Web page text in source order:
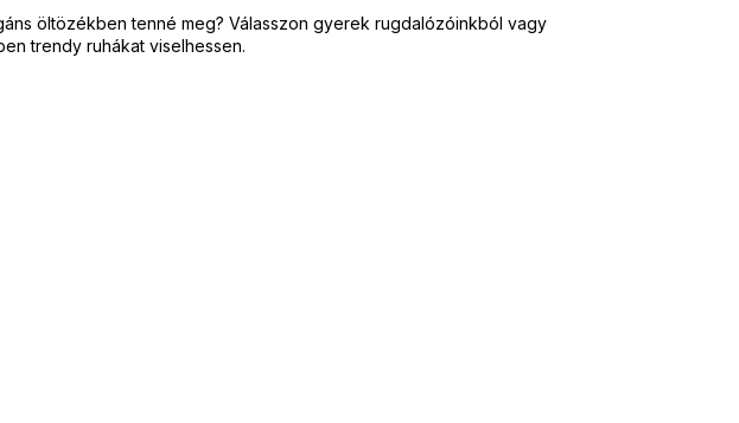
öltözékben tenné meg? Válasszon gyerek rugdalózóinkból vagy
trendy ruhákat viselhessen.